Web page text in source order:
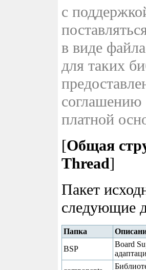
с
в виде
для таких
соглашению
платной
[Общая
Thread]
Пакет
следующие
Папка
BSP
Board